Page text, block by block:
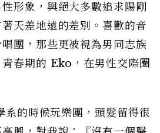
形象，與絕大多數追求陽剛
天差地遠的差別。喜歡的音
團，那些更被視為男同志族
春期的 Eko，在男性交際圈
的時候玩樂團，頭髮留得很